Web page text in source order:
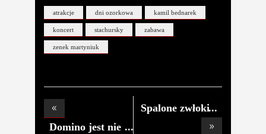
atrakcje dni ozorkowa kamil bednarek
koncert stachursky zabawa
zenek martyniuk
Domino jest nie
Spalone zwłoki